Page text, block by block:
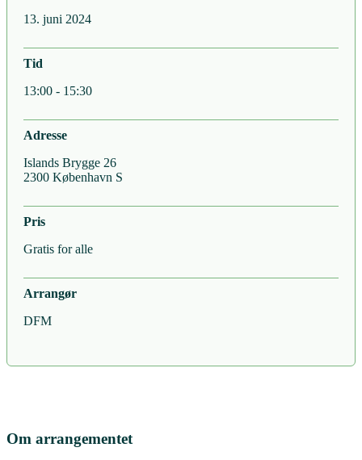
Om arrangementet
13. juni 2024
Tid
13:00 - 15:30
Adresse
Islands Brygge 26
2300 København S
Pris
Gratis for alle
Arrangør
DFM